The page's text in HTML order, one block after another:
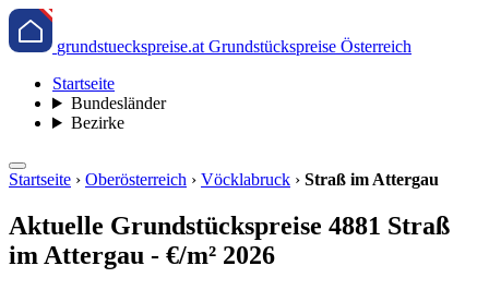
grundstueckspreise.at Grundstückspreise Österreich
Startseite
Bundesländer
Bezirke
Startseite › Oberösterreich › Vöcklabruck › Straß im Attergau
Aktuelle Grundstückspreise 4881 Straß
im Attergau - €/m² 2026